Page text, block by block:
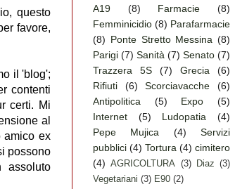
questo
favore,
il 'blog';
contenti
certi. Mi
al
amico ex
possono
assoluto
A19
(8) Farmacie
(8)
Femminicidio (8) Parafarmacie
(8) Ponte Stretto Messina (8)
Parigi (7) Sanità (7) Senato (7)
Trazzera 5S
(7) Grecia
(6)
Rifiuti
(6) Scorciavacche
(6)
Antipolitica
(5) Expo
(5)
Internet
(5) Ludopatia
(4)
Pepe Mujica
(4)
Servizi
pubblici (4) Tortura (4) cimitero
(4) AGRICOLTURA (3) Diaz (3)
Vegetariani (3) E90 (2)